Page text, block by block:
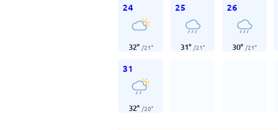
24
32° /21°
25
31° /21°
26
30° /21°
31
32° /20°